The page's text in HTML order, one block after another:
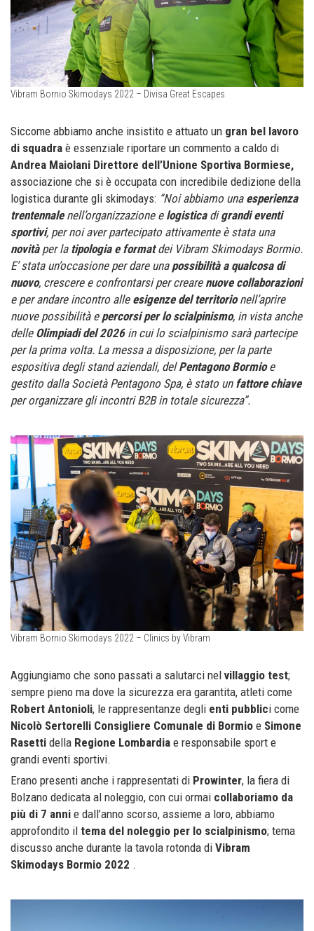
Vibram Bornio Skimodays 2022 – Divisa Great Escapes
Siccome abbiamo anche insistito e attuato un gran bel lavoro
di squadra è essenziale riportare un commento a caldo di
Andrea Maiolani Direttore dell’Unione Sportiva Bormiese,
associazione che si è occupata con incredibile dedizione della
logistica durante gli skimodays: “Noi abbiamo una esperienza
trentennalenell’organizzazione e logisticadigrandi eventi
sportivi, per noi aver partecipato attivamente è stata una
novità per latipologia e formatdei Vibram Skimodays Bormio.
E’ stata un’occasione per dare unapossibilità a qualcosa di
nuovo, crescere e confrontarsi per crearenuove collaborazioni
e per andare incontro alle esigenze del territorionell’aprire
nuove possibilità e percorsi per lo scialpinismo, in vista anche
delle Olimpiadi del 2026in cui lo scialpinismo sarà partecipe
per la prima volta. La messa a disposizione, per la parte
espositiva degli stand aziendali, delPentagono Bormioe
gestito dalla Società Pentagono Spa, è stato un fattore chiave
per organizzare gli incontri B2B in totale sicurezza”.
Vibram Bornio Skimodays 2022 – Clinics by Vibram
Aggiungiamo che sono passati a salutarci nel villaggio test;
sempre pieno ma dove la sicurezza era garantita, atleti come
Robert Antonioli, le rappresentanze degli enti pubblici come
Nicolò Sertorelli Consigliere Comunale di Bormio e Simone
Rasetti della Regione Lombardia e responsabile sport e
grandi eventi sportivi.
Erano presenti anche i rappresentati di Prowinter, la fiera di
Bolzano dedicata al noleggio, con cui ormai collaboriamo da
più di 7 anni e dall’anno scorso, assieme a loro, abbiamo
approfondito il tema del noleggio per lo scialpinismo; tema
discusso anche durante la tavola rotonda di Vibram
Skimodays Bormio 2022 .